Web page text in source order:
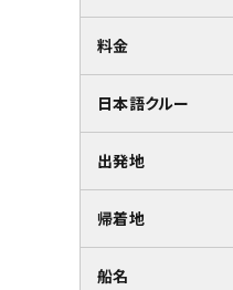
料金
日本語クルー
出発地
帰着地
船名